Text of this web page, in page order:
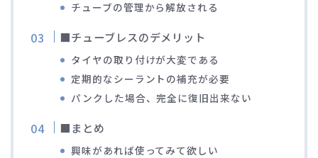
ブルベレポート2022
ブルべレポート2021
ブルベレポート2020
ブルベレポート2019
チューブの管理から解放される
■チューブレスのデメリット
タイヤの取り付けが大変である
定期的なシーラントの補充が必要
パンクした場合、完全に復旧出来ない
■まとめ
興味があれば使ってみて欲しい